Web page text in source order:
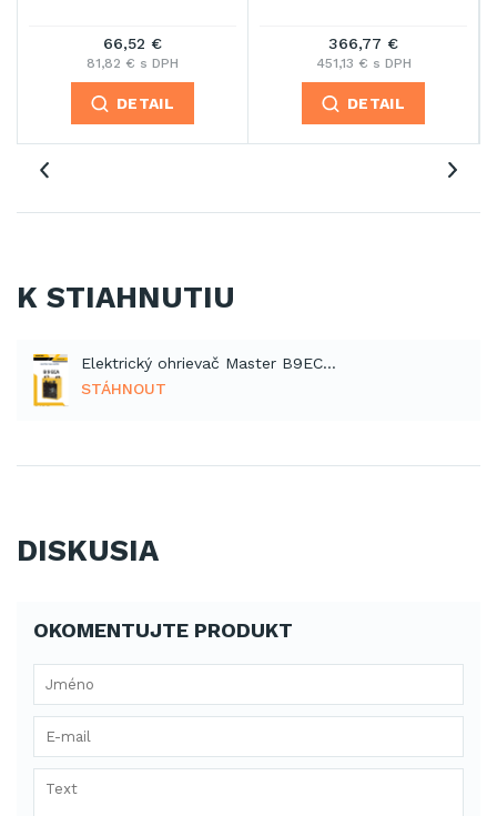
66,52 €
81,82 € s DPH
DETAIL
366,77 €
451,13 € s DPH
DETAIL
K STIAHNUTIU
Elektrický ohrievač Master B9ECA (PDF)
STÁHNOUT
DISKUSIA
OKOMENTUJTE PRODUKT